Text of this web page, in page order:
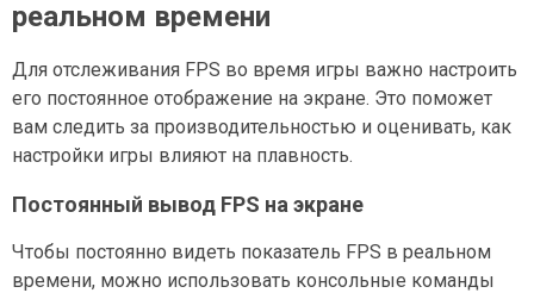
реальном времени
Для отслеживания FPS во время игры важно настроить
его постоянное отображение на экране. Это поможет
вам следить за производительностью и оценивать, как
настройки игры влияют на плавность.
Постоянный вывод FPS на экране
Чтобы постоянно видеть показатель FPS в реальном
времени, можно использовать консольные команды